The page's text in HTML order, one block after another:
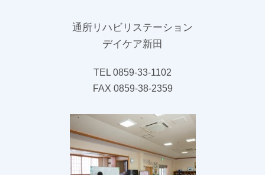
通所リハビリステーション
デイケア新田
TEL 0859-33-1102
FAX 0859-38-2359